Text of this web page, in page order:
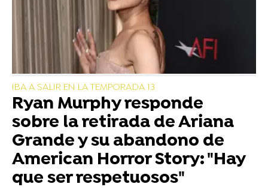
IBA A SALIR EN LA TEMPORADA 13
Ryan Murphy responde
sobre la retirada de Ariana
Grande y su abandono de
American Horror Story: "Hay
que ser respetuosos"